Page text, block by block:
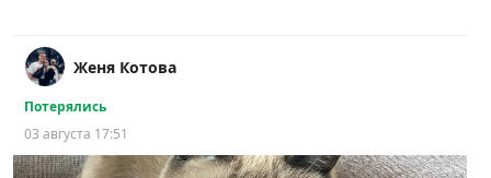
Женя Котова
Потерялись
03 августа 17:51